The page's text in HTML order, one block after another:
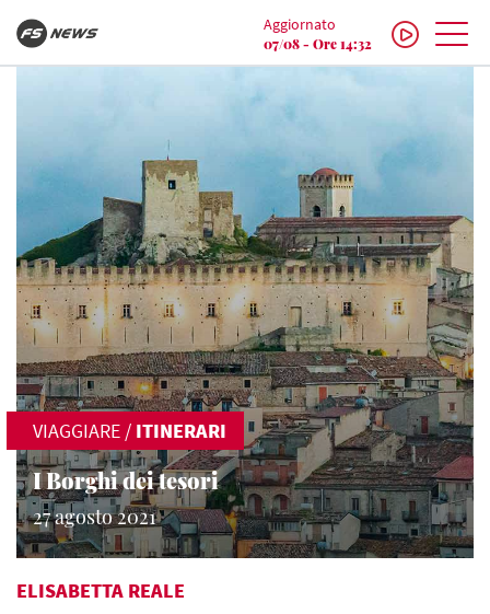
Aggiornato
07/08 - Ore 14:32
VIAGGIARE / ITINERARI
I Borghi dei tesori
27 agosto 2021
ELISABETTA REALE